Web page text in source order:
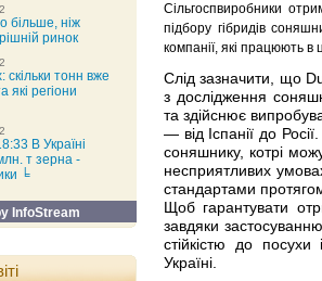
Сільгоспвиробники
підбору гібридів
компанії, які працюють в
Слід зазначити, що
з дослідження
та здійснює
— від Іспанії до
соняшнику, котрі
несприятливих
стандартами
Щоб гарантувати
завдяки
стійкістю до
Україні.
більше, ніж
ринок
скільки тонн вже
які регіони
В Україні
т зерна -
╘
InfoStream